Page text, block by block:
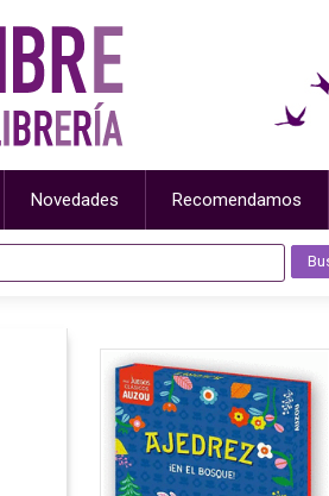
Novedades Recomendamos